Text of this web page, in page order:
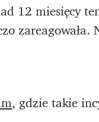
12 miesięcy
zareagowała.
, gdzie takie